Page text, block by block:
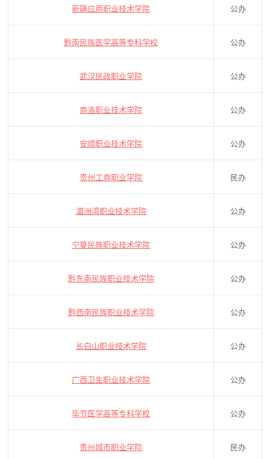
新疆应用职业技术学院 公办
黔南民族医学高等专科学校 公办
武汉民政职业学院 公办
商洛职业技术学院 公办
安顺职业技术学院 公办
贵州工商职业学院 民办
湄洲湾职业技术学院 公办
宁夏民族职业技术学院 公办
黔东南民族职业技术学院 公办
黔西南民族职业技术学院 公办
长白山职业技术学院 公办
广西卫生职业技术学院 公办
毕节医学高等专科学校 公办
贵州城市职业学院 民办